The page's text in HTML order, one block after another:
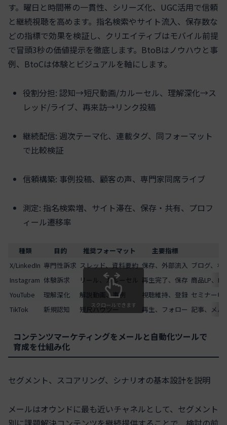
す。曜日と時間帯の一貫性、シリーズ化、UGC活用で信頼
と継続視聴を高めます。指名検索やサイト流入、保存数な
どの指標で効果を検証し、クリエイティブはモバイル前提
で冒頭3秒の価値提示を徹底します。BtoBはノウハウと事
例、BtoCは体験とビジュアルを軸にします。
役割分担: 認知→短尺動画/カルーセル、理解深化→ス
レッド/ライブ、再来訪→リンク投稿
継続配信: 週次テーマ化、連載タグ、同フォーマット
で比較検証
信頼構築: 事例投稿、顧客の声、専門家同席ライブ
測定: 指名検索増、サイト滞在、保存・共有、プロフ
ィール遷移率
種類 目的 推奨フォーマット 主要指標
X/LinkedIn 専門性訴求 スレッド、資料要約 保存、外部流入 ブログ、ホ
Instagram 体験訴求 リール、カルーセル 再生完了、保存 商品LP、EC
YouTube
理解深化 解説動画、事例 視聴維持、登録 セミナー申
TikTok
新規認知 短尺ハウツー 再生、フォロー 記事、メル
スクロールできます
コンテンツマーケティングをメールと自動化ツールで
育成を仕組み化
セグメント、スコアリング、シナリオの基本設計を説明
メールはオウンドに最も近いチャネルとして、セグメント